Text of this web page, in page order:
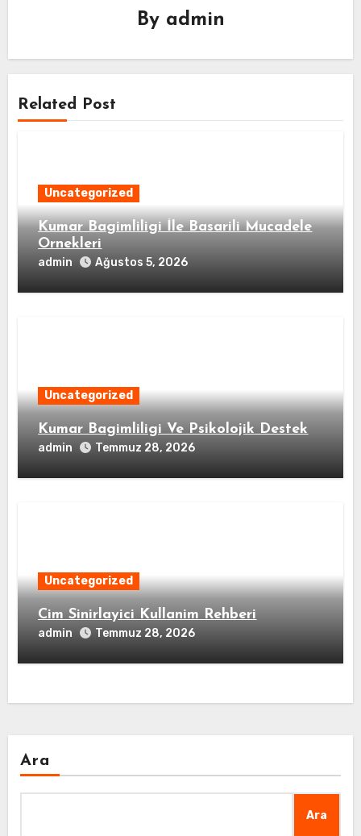
By admin
Related Post
Uncategorized
Kumar Bagimliligi İle Basarili Mucadele
Ornekleri
admin Ağustos 5, 2026
Uncategorized
Kumar Bagimliligi Ve Psikolojik Destek
admin Temmuz 28, 2026
Uncategorized
Cim Sinirlayici Kullanim Rehberi
admin Temmuz 28, 2026
Ara
Ara